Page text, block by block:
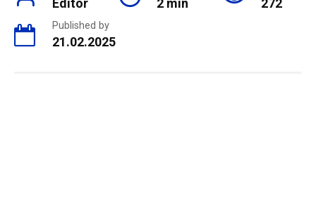
Editor 2 min 272
Published by
21.02.2025